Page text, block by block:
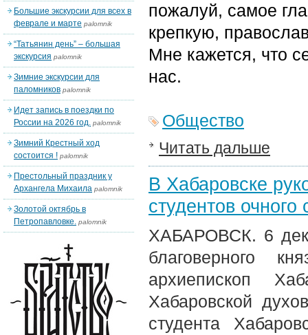
пожалуй, самое
крепкую,
Мне кажется, что
нас.
Общество
Читать дальше
В Хабаровске
студентов
ХАБАРОВСК. 6
благоверного
архиепископ
Хабаровской
студента
Большие экскурсии для всех в
феврале и марте palomnik
“Татьянин день” – большая
экскурсия palomnik
Зимние экскурсии для
паломников palomnik
Идет запись в поездки по
России на 2026 год. palomnik
Зимний Крестный ход
состоится ! palomnik
Престольный праздник у
Архангела Михаила palomnik
Золотой октябрь в
Петропавловке. palomnik